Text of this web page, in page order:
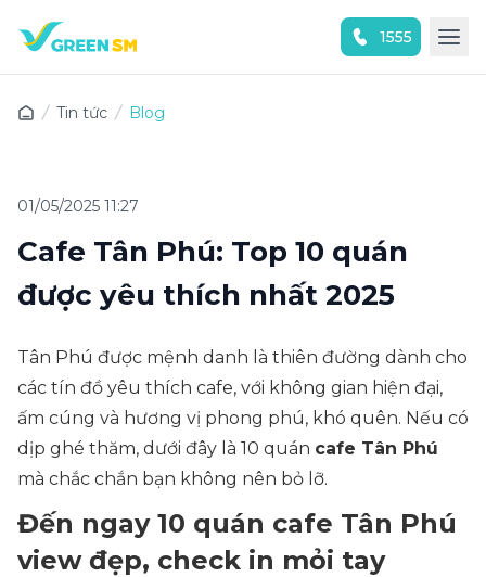
1555
Tin tức Blog
01/05/2025 11:27
Cafe Tân Phú: Top 10 quán
được yêu thích nhất 2025
Tân Phú được mệnh danh là thiên đường dành cho
các tín đồ yêu thích cafe, với không gian hiện đại,
ấm cúng và hương vị phong phú, khó quên. Nếu có
dịp ghé thăm, dưới đây là 10 quán cafe Tân Phú
mà chắc chắn bạn không nên bỏ lỡ.
Đến ngay 10 quán cafe Tân Phú
view đẹp, check in mỏi tay